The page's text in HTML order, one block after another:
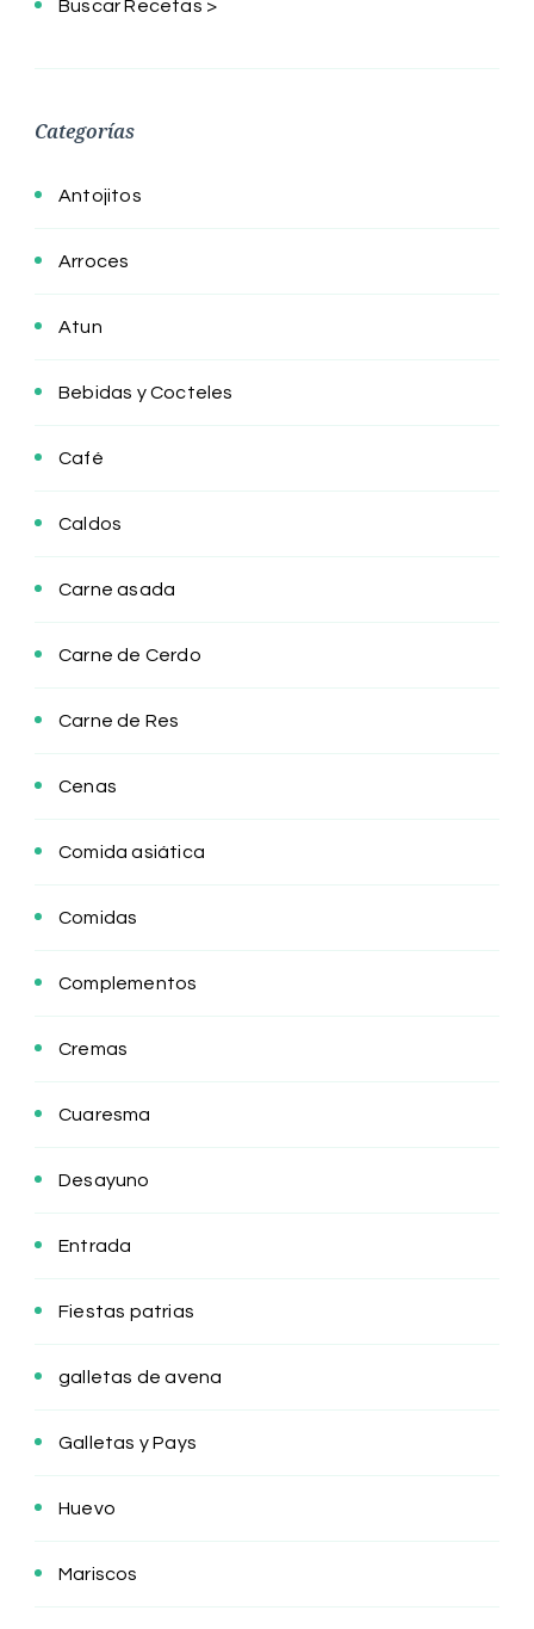
Buscar Recetas >
Categorías
Antojitos
Arroces
Atun
Bebidas y Cocteles
Café
Caldos
Carne asada
Carne de Cerdo
Carne de Res
Cenas
Comida asiática
Comidas
Complementos
Cremas
Cuaresma
Desayuno
Entrada
Fiestas patrias
galletas de avena
Galletas y Pays
Huevo
Mariscos